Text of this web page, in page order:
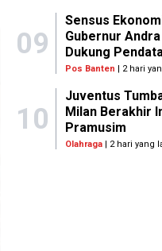
09
Sensus
Gubernur
Dukung
Pos Banten | 2 hari
10
Juventus
Milan Berakhir
Pramusim
Olahraga | 2 hari yang